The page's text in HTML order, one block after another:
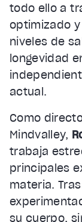
todo ello a
optimizado
niveles de
longevidad
actual.
Como
Mindvalley,
trabaja
principales
materia.
su cuerpo,